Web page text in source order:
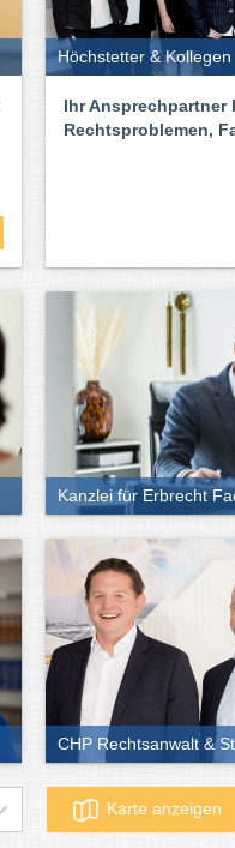
Höchstetter & Kollegen
Ihr Ansprechpartner
Rechtsproblemen,
Kanzlei für Erbrecht
CHP Rechtsanwalt &
Karte anzeigen